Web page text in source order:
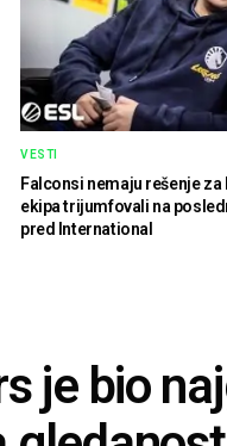
VESTI
Falconsi nemaju rešenje za
ekipa trijumfovali na
pred International
je bio